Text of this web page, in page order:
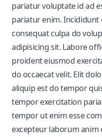
pariatur voluptate id ad
pariatur enim. Incididunt
consequat culpa do
adipisicing sit. Labore
proident eiusmod
do occaecat velit. Elit
aliquip est do tempor
tempor exercitation
tempor ut enim esse
excepteur laborum anim